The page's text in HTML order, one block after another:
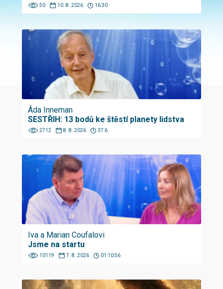
50 10. 8. 2026 16:30
Áda Inneman
SESTŘIH: 13 bodů ke štěstí planety lidstva
2712 8. 8. 2026 37:6
Iva a Marian Coufalovi
Jsme na startu
10119 7. 8. 2026 01:10:56